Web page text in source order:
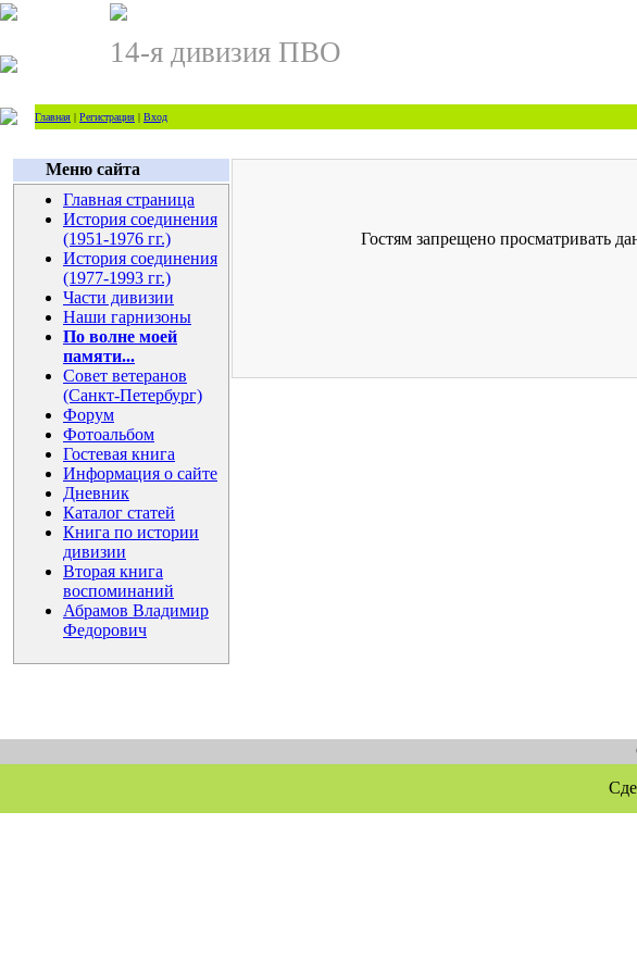
14-я дивизия ПВО
Главная | Регистрация | Вход
Меню сайта
Главная страница
История соединения
(1951-1976 гг.)
История соединения
(1977-1993 гг.)
Части дивизии
Наши гарнизоны
По волне моей
памяти...
Совет ветеранов
(Санкт-Петербург)
Форум
Фотоальбом
Гостевая книга
Информация о сайте
Дневник
Каталог статей
Книга по истории
дивизии
Вторая книга
воспоминаний
Абрамов Владимир
Федорович
Гостям запрещено просматривать